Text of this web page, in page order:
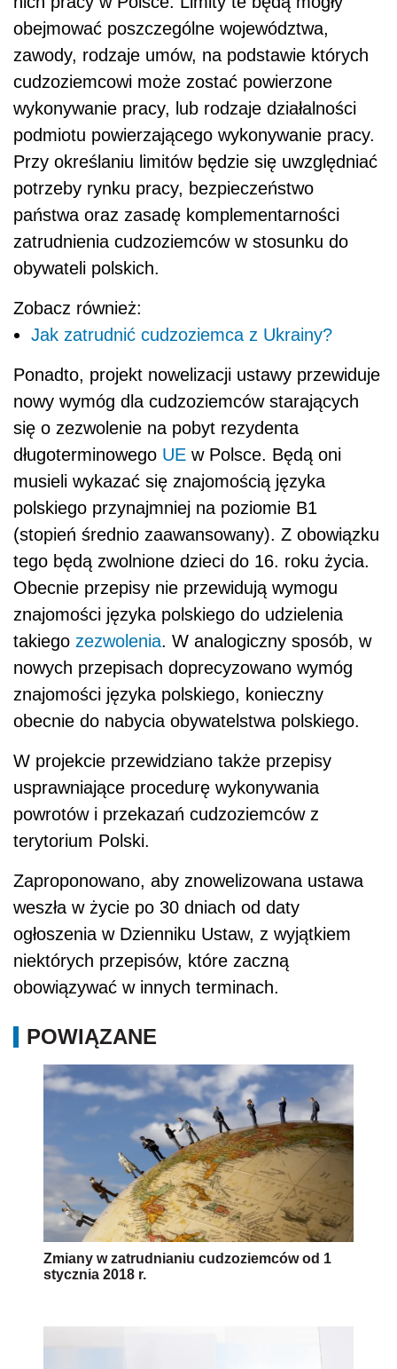
obejmować poszczególne województwa,
zawody, rodzaje umów, na podstawie których
cudzoziemcowi może zostać powierzone
wykonywanie pracy, lub rodzaje działalności
podmiotu powierzającego wykonywanie pracy.
Przy określaniu limitów będzie się uwzględniać
potrzeby rynku pracy, bezpieczeństwo
państwa oraz zasadę komplementarności
zatrudnienia cudzoziemców w stosunku do
obywateli polskich.
Zobacz również:
Jak zatrudnić cudzoziemca z Ukrainy?
Ponadto, projekt nowelizacji ustawy przewiduje
nowy wymóg dla cudzoziemców starających
się o zezwolenie na pobyt rezydenta
długoterminowego UE w Polsce. Będą oni
musieli wykazać się znajomością języka
polskiego przynajmniej na poziomie B1
(stopień średnio zaawansowany). Z obowiązku
tego będą zwolnione dzieci do 16. roku życia.
Obecnie przepisy nie przewidują wymogu
znajomości języka polskiego do udzielenia
takiego zezwolenia. W analogiczny sposób, w
nowych przepisach doprecyzowano wymóg
znajomości języka polskiego, konieczny
obecnie do nabycia obywatelstwa polskiego.
W projekcie przewidziano także przepisy
usprawniające procedurę wykonywania
powrotów i przekazań cudzoziemców z
terytorium Polski.
Zaproponowano, aby znowelizowana ustawa
weszła w życie po 30 dniach od daty
ogłoszenia w Dzienniku Ustaw, z wyjątkiem
niektórych przepisów, które zaczną
obowiązywać w innych terminach.
POWIĄZANE
Zmiany w zatrudnianiu cudzoziemców od 1
stycznia 2018 r.